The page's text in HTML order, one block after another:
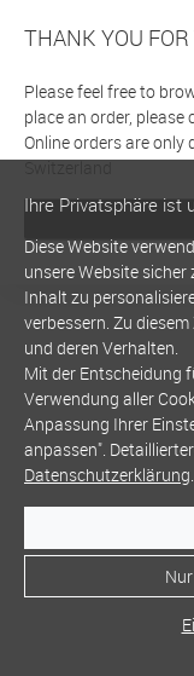
THANK YOU
Please feel free to
place an order,
Online orders are only
Switzerland
Ihre Privatsphäre ist
Diese Website
unsere Website sicher
Inhalt zu
verbessern. Zu
und deren Verhalten.
Mit der Entscheidung
Verwendung aller
Anpassung Ihrer
anpassen".
Datenschutzerklärung.